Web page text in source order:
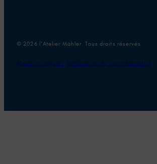
© 2026 l’Atelier Mähler. Tous droits réservés.
Mentions légales Déclaration de confidentialité